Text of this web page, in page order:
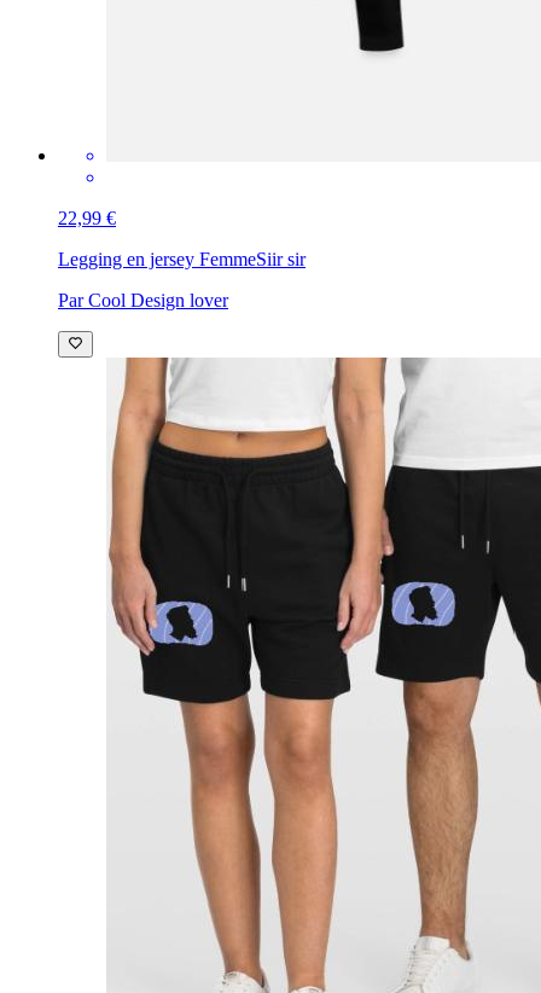
22,99 €
Legging en jersey FemmeSiir sir
Par Cool Design lover